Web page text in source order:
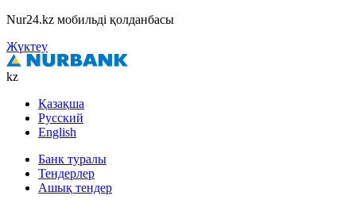
Nur24.kz мобильді қолданбасы
Жүктеу
kz
Қазақша
Русский
English
Банк туралы
Тендерлер
Ашық тендер